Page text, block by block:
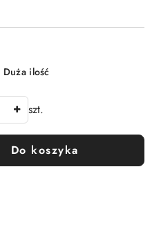
Duża ilość
szt.
Do koszyka